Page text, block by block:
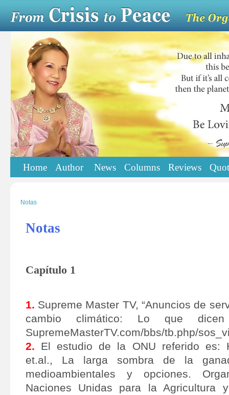
Home Author News Columns Reviews
Notas
Notas
Capítulo 1
1. Supreme Master TV, “Anuncios de
cambio climático: Lo que dicen
SupremeMasterTV.com/bbs/tb.php/
2. El estudio de la ONU referido es:
et.al., La larga sombra de la
medioambientales y opciones.
Naciones Unidas para la Agricultura